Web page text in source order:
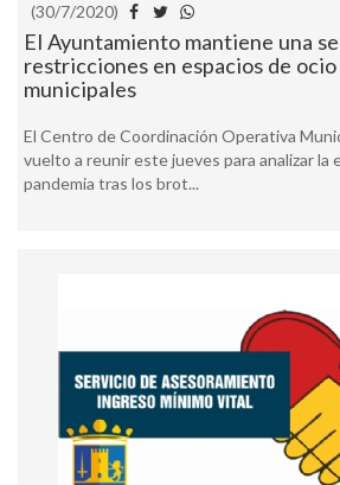
(30/7/2020)
El Ayuntamiento mantiene una
restricciones en espacios de
municipales
El Centro de Coordinación Operativa
vuelto a reunir este jueves para analizar la
pandemia tras los brot...